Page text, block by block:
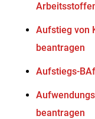
Aufstieg von
beantragen
Aufstiegs-
beantragen